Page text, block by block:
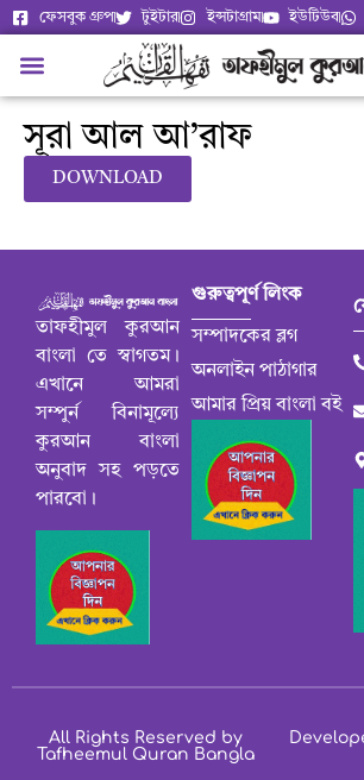
ফেসবুক গ্রুপ টুইটার ইন্সটাগ্রাম ইউটিউব
সূরা আল আ’রাফ
DOWNLOAD
তাফহীমুল কুরআন
বাংলা তে স্বাগতম।
এখানে আমরা
সম্পুর্ন বিনামূল্যে
কুরআন বাংলা
অনুবাদ সহ পড়তে
পারবো।
গুরুত্বপূর্ণ লিংক
সম্পাদকের ব্লগ
অনলাইন পাঠাগার
আমার প্রিয় বাংলা বই
All Rights Reserved by
Tafheemul Quran Bangla